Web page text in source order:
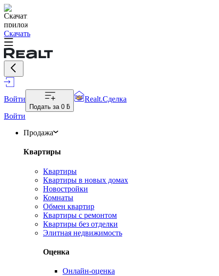
Скачать
Войти
Подать за 0 ƃ
Realt.Сделка
Войти
Продажа
Квартиры
Квартиры
Квартиры в новых домах
Новостройки
Комнаты
Обмен квартир
Квартиры с ремонтом
Квартиры без отделки
Элитная недвижимость
Оценка
Онлайн-оценка